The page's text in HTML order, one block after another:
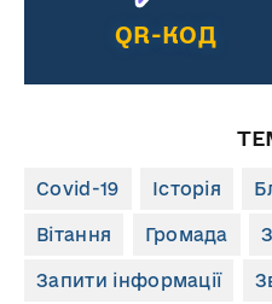
QR-КОД
Covid-19 Історія
Вітання Громада
Запити інформації